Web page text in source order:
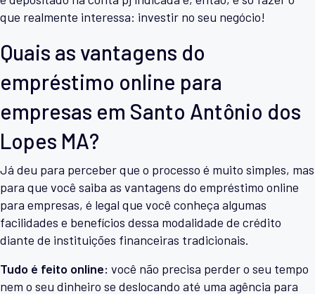
que realmente interessa: investir no seu negócio!
Quais as vantagens do
empréstimo online para
empresas em Santo Antônio dos
Lopes MA?
Já deu para perceber que o processo é muito simples, mas
para que você saiba as vantagens do empréstimo online
para empresas, é legal que você conheça algumas
facilidades e benefícios dessa modalidade de crédito
diante de instituições financeiras tradicionais.
Tudo é feito online: você não precisa perder o seu tempo
nem o seu dinheiro se deslocando até uma agência para